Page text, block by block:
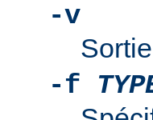
-v
-f